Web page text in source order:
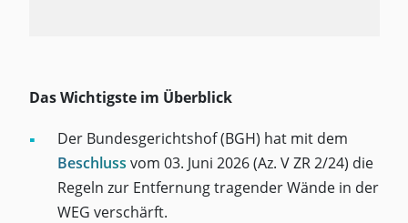
Das Wichtigste im Überblick
Der Bundesgerichtshof (BGH) hat mit dem
Beschluss vom 03. Juni 2026 (Az. V ZR 2/24) die
Regeln zur Entfernung tragender Wände in der
WEG verschärft.